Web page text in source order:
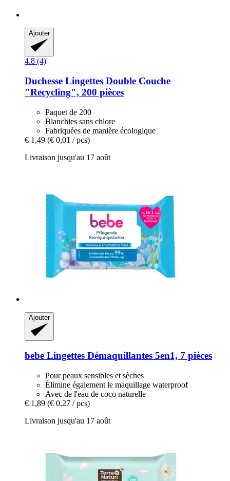
Ajouter
4.8 (4)
Duchesse Lingettes Double Couche
"Recycling", 200 pièces
Paquet de 200
Blanchies sans chlore
Fabriquées de manière écologique
€ 1,49 (€ 0,01 / pcs)
Livraison jusqu'au 17 août
Ajouter
bebe Lingettes Démaquillantes 5en1, 7 pièces
Pour peaux sensibles et sèches
Élimine également le maquillage waterproof
Avec de l'eau de coco naturelle
€ 1,89 (€ 0,27 / pcs)
Livraison jusqu'au 17 août